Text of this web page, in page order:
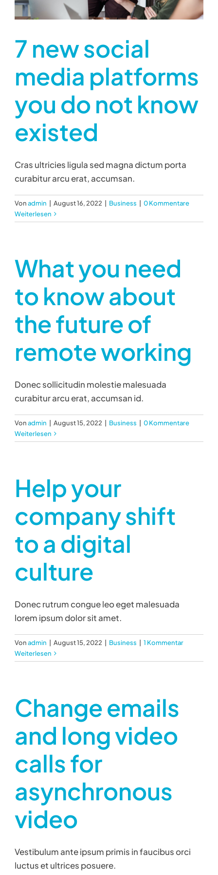
7 new social
media platforms
you do not know
existed
Cras ultricies ligula sed magna dictum porta
curabitur arcu erat, accumsan.
Vonadmin August 16, 2022 Business
0 Kommentare
Weiterlesen
What you need
to know about
the future of
remote working
Donec sollicitudin molestie malesuada
curabitur arcu erat, accumsan id.
Vonadmin August 15, 2022 Business
0 Kommentare
Weiterlesen
Help your
company shift
to a digital
culture
Donec rutrum congue leo eget malesuada
lorem ipsum dolor sit amet.
Vonadmin August 15, 2022 Business
1 Kommentar
Weiterlesen
Change emails
and long video
calls for
asynchronous
video
Vestibulum ante ipsum primis in faucibus orci
luctus et ultrices posuere.